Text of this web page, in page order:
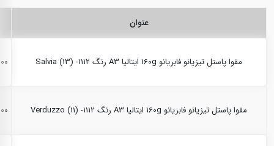
عنوان
مقوا پاستل تیزیانو فابریانو 160g ایتالیا A3 رنگ Salvia (13) -1112
مقوا پاستل تیزیانو فابریانو 160g ایتالیا A3 رنگ Verduzzo (11) -1112